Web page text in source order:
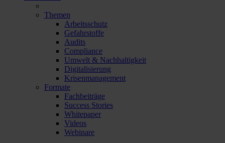
Themen
Arbeitsschutz
Gefahrstoffe
Audits
Compliance
Umwelt & Nachhaltigkeit
Digitalisierung
Krisenmanagement
Formate
Fachbeiträge
Success Stories
Whitepaper
Videos
Webinare